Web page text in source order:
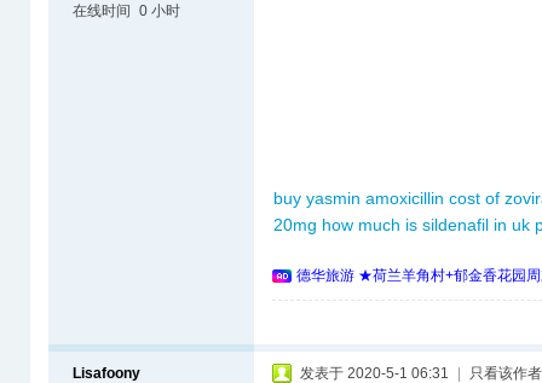
在线时间
0 小时
buy yasmin amoxicillin cost of
20mg how much is sildenafil in uk
德华旅游 ★荷兰羊角村+郁金香花园
Lisafoony 发表于 2020-5-1 06:31 只看该作者